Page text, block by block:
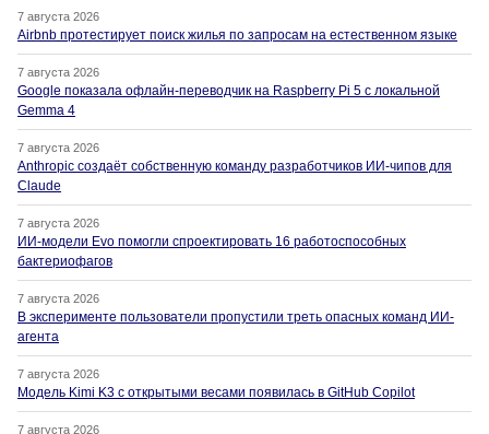
7 августа 2026
Airbnb протестирует поиск жилья по запросам на естественном языке
7 августа 2026
Google показала офлайн-переводчик на Raspberry Pi 5 с локальной
Gemma 4
7 августа 2026
Anthropic создаёт собственную команду разработчиков ИИ-чипов для
Claude
7 августа 2026
ИИ-модели Evo помогли спроектировать 16 работоспособных
бактериофагов
7 августа 2026
В эксперименте пользователи пропустили треть опасных команд ИИ-
агента
7 августа 2026
Модель Kimi K3 с открытыми весами появилась в GitHub Copilot
7 августа 2026